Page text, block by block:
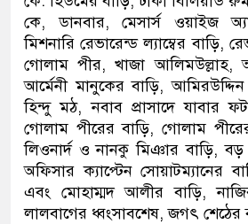
কে, ডানবার, মেসার্স ওয়াইজ
মিশনারি রেভারেন্ড ল্যাম্বের বাড়ি,
গোলাম পীর, খাজা আলিমউল্লাহ,
আর্মেনী মানুকের বাড়ি,
হিন্দু মঠ, নবাব প্রাসাদে যাবার
গোলাম পীরের বাড়ি, গোলাম
লিওনার্দ ও নানকু মিঞার বাড়ি, বড়
অফিসার ক্যাপ্টেন সোয়াটম্যানের
এবং মোহাম্মদ আলীর বাড়ি,
লালবাগের ধ্বংসাবশেষ, জগৎ শেঠের